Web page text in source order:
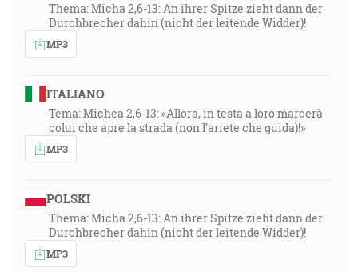
Thema: Micha 2,6-13: An ihrer Spitze zieht dann der
Durchbrecher dahin (nicht der leitende Widder)!
MP3
ITALIANO
Tema: Michea 2,6-13: «Allora, in testa a loro marcerà
colui che apre la strada (non l’ariete che guida)!»
MP3
POLSKI
Thema: Micha 2,6-13: An ihrer Spitze zieht dann der
Durchbrecher dahin (nicht der leitende Widder)!
MP3